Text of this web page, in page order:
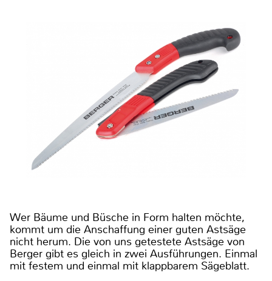
Wer Bäume und Büsche in Form halten möchte,
kommt um die Anschaffung einer guten Astsäge
nicht herum. Die von uns getestete Astsäge von
Berger gibt es gleich in zwei Ausführungen. Einmal
mit festem und einmal mit klappbarem Sägeblatt.